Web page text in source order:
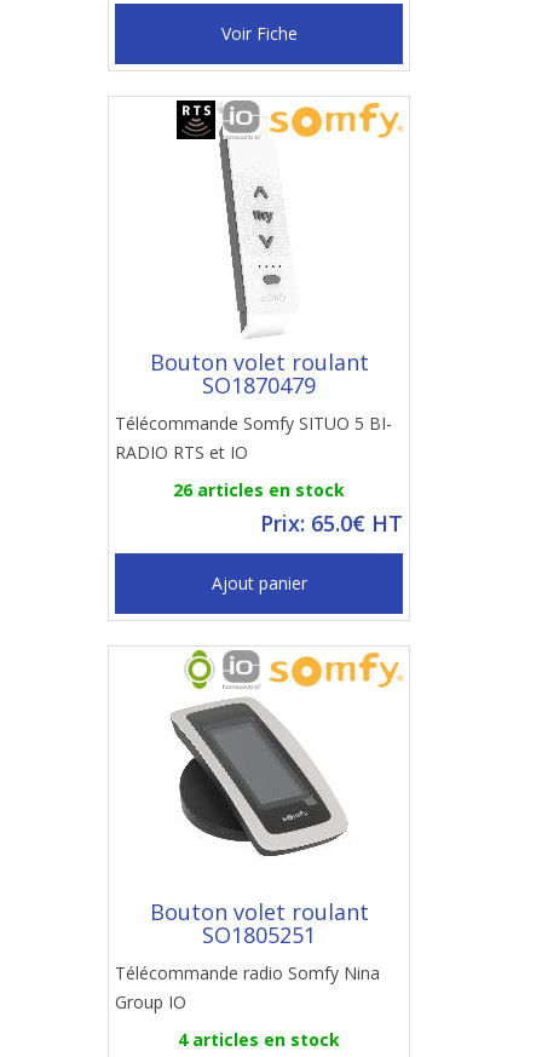
Voir Fiche
Bouton volet roulant
SO1870479
Télécommande Somfy SITUO 5 BI-
RADIO RTS et IO
26 articles en stock
Prix: 65.0€ HT
Ajout panier
Bouton volet roulant
SO1805251
Télécommande radio Somfy Nina
Group IO
4 articles en stock